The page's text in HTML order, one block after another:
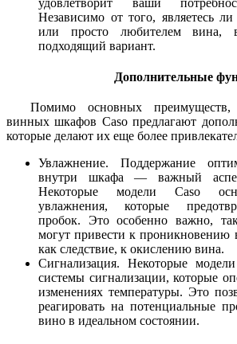
Независимо от того, являетесь
или просто любителем вина,
подходящий вариант.
Дополнительные
Помимо основных преимуществ,
винных шкафов Caso предлагают
которые делают их еще более
Увлажнение. Поддержание
внутри шкафа — важный
Некоторые модели Caso
увлажнения, которые
пробок. Это особенно важно,
могут привести к проникновению
как следствие, к окислению вина.
Сигнализация. Некоторые
системы сигнализации, которые
изменениях температуры. Это
реагировать на потенциальные
вино в идеальном состоянии.